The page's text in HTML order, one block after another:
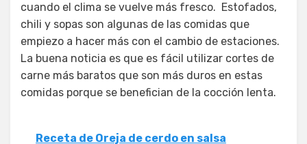
cuando el clima se vuelve más fresco. Estofados,
chili y sopas son algunas de las comidas que
empiezo a hacer más con el cambio de estaciones.
La buena noticia es que es fácil utilizar cortes de
carne más baratos que son más duros en estas
comidas porque se benefician de la cocción lenta.
Receta de Oreja de cerdo en salsa